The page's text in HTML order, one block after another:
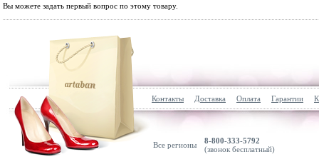
Вы можете задать первый вопрос по этому товару.
Контакты Доставка Оплата Гарантии
Все регионы
8-800-333-5792
(звонок бесплатный)